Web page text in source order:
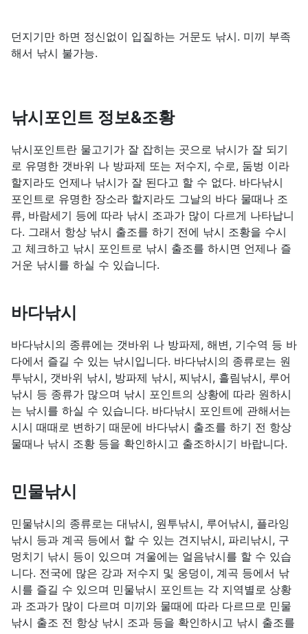
던지기만 하면 정신없이 입질하는 거문도 낚시. 미끼 부족
해서 낚시 불가능.
낚시포인트 정보&조황
낚시포인트란 물고기가 잘 잡히는 곳으로 낚시가 잘 되기
로 유명한 갯바위 나 방파제 또는 저수지, 수로, 둠벙 이라
할지라도 언제나 낚시가 잘 된다고 할 수 없다. 바다낚시
포인트로 유명한 장소라 할지라도 그날의 바다 물때나 조
류, 바람세기 등에 따라 낚시 조과가 많이 다르게 나타납니
다. 그래서 항상 낚시 출조를 하기 전에 낚시 조황을 수시
고 체크하고 낚시 포인트로 낚시 출조를 하시면 언제나 즐
거운 낚시를 하실 수 있습니다.
바다낚시
바다낚시의 종류에는 갯바위 나 방파제, 해변, 기수역 등 바
다에서 즐길 수 있는 낚시입니다. 바다낚시의 종류로는 원
투낚시, 갯바위 낚시, 방파제 낚시, 찌낚시, 흘림낚시, 루어
낚시 등 종류가 많으며 낚시 포인트의 상황에 따라 원하시
는 낚시를 하실 수 있습니다. 바다낚시 포인트에 관해서는
시시 때때로 변하기 때문에 바다낚시 출조를 하기 전 항상
물때나 낚시 조황 등을 확인하시고 출조하시기 바랍니다.
민물낚시
민물낚시의 종류로는 대낚시, 원투낚시, 루어낚시, 플라잉
낚시 등과 계곡 등에서 할 수 있는 견지낚시, 파리낚시, 구
멍치기 낚시 등이 있으며 겨울에는 얼음낚시를 할 수 있습
니다. 전국에 많은 강과 저수지 및 웅덩이, 계곡 등에서 낚
시를 즐길 수 있으며 민물낚시 포인트는 각 지역별로 상황
과 조과가 많이 다르며 미끼와 물때에 따라 다르므로 민물
낚시 출조 전 항상 낚시 조과 등을 확인하시고 낚시 출조를